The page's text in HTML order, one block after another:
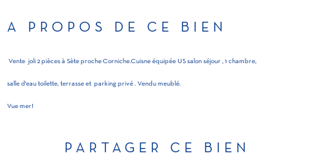
A PROPOS DE CE BIEN
Vente joli 2 pièces à Sète proche Corniche.Cuisne équipée US salon séjour , 1 chambre,
salle d'eau toilette, terrasse et parking privé . Vendu meublé.
Vue mer!
PARTAGER CE BIEN